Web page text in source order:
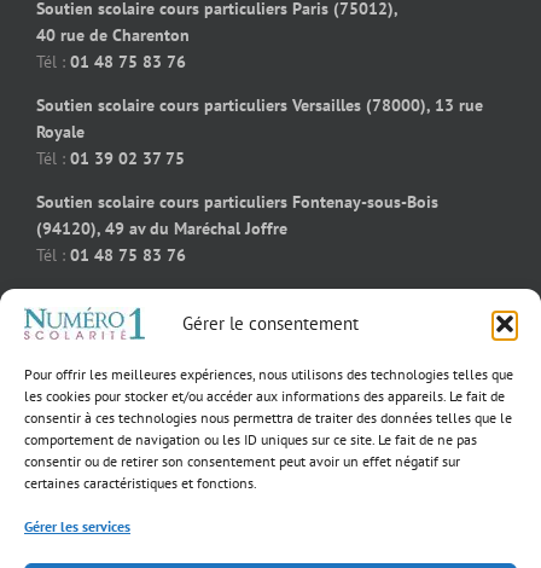
Gérer le consentement
Pour offrir les meilleures expériences, nous utilisons des technologies telles que
les cookies pour stocker et/ou accéder aux informations des appareils. Le fait de
consentir à ces technologies nous permettra de traiter des données telles que le
comportement de navigation ou les ID uniques sur ce site. Le fait de ne pas
consentir ou de retirer son consentement peut avoir un effet négatif sur
certaines caractéristiques et fonctions.
Gérer les services
Soutien scolaire cours particuliers Paris (75012),
40 rue de Charenton
Tél : 01 48 75 83 76
Soutien scolaire cours particuliers Versailles (78000), 13 rue
Royale
Tél : 01 39 02 37 75
Soutien scolaire cours particuliers Fontenay-sous-Bois
(94120), 49 av du Maréchal Joffre
Tél : 01 48 75 83 76
rue des bourguignons
Soutien scolaire cours particuliers Massy (91300), 55 rue
Jeanne D’Arc
Tél :01 39 02 60 23